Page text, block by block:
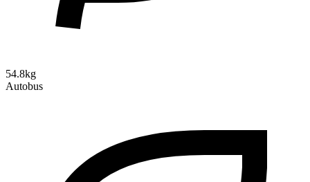
54.8kg
Autobus